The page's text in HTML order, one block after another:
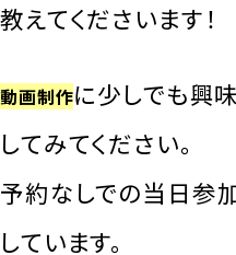
教えてくださいます！
動画制作に少しでも興
してみてください。
予約なしでの当日参
しています。